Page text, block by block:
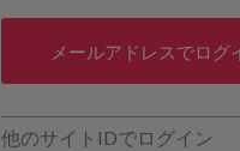
メールアドレスでログ
他のサイトIDでログイン